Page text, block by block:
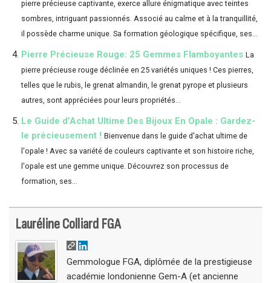
pierre précieuse captivante, exerce allure énigmatique avec teintes
sombres, intriguant passionnés. Associé au calme et à la tranquillité,
il possède charme unique. Sa formation géologique spécifique, ses...
Pierre Précieuse Rouge: 25 Gemmes Flamboyantes La
pierre précieuse rouge déclinée en 25 variétés uniques ! Ces pierres,
telles que le rubis, le grenat almandin, le grenat pyrope et plusieurs
autres, sont appréciées pour leurs propriétés...
Le Guide d’Achat Ultime Des Bijoux En Opale : Gardez-
le précieusement ! Bienvenue dans le guide d'achat ultime de
l'opale ! Avec sa variété de couleurs captivante et son histoire riche,
l'opale est une gemme unique. Découvrez son processus de
formation, ses...
Lauréline Colliard FGA
Gemmologue FGA, diplômée de la prestigieuse
académie londonienne Gem-A (et ancienne